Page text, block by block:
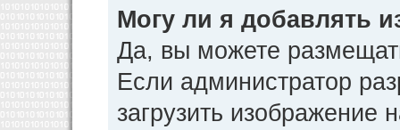
Могу ли я добавлять
Да, вы можете
Если администратор
загрузить